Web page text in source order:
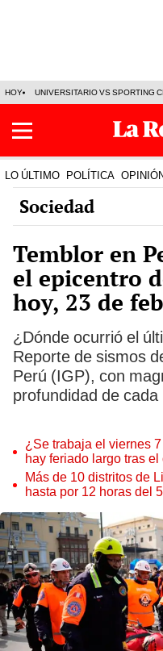
HOY UNIVERSITARIO VS SPORTING
LO ÚLTIMO POLÍTICA
Sociedad
Temblor en
el epicentro
hoy, 23 de
¿Dónde ocurrió el
Reporte de sismos
Perú (IGP), con
profundidad de
¿Se trabaja el viernes
hay feriado largo tras
Más de 10 distritos de
hasta por 12 horas del